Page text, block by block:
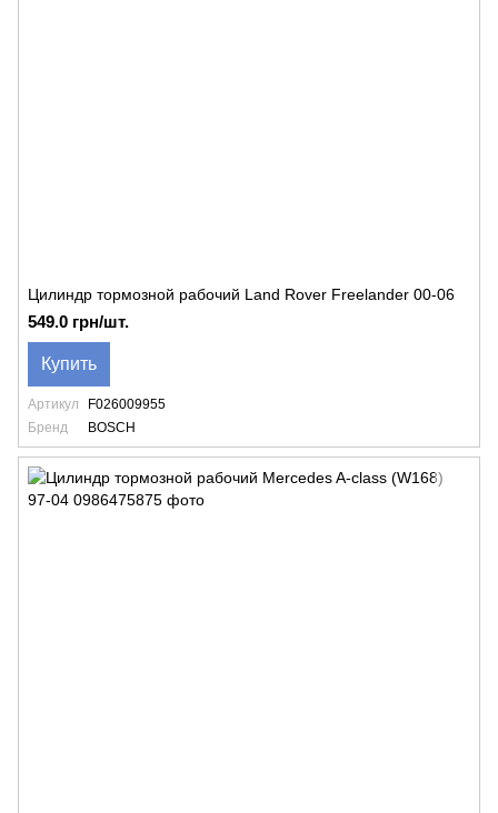
Цилиндр тормозной рабочий Land Rover Freelander 00-06
549.0 грн/шт.
Купить
Артикул
F026009955
Бренд
BOSCH